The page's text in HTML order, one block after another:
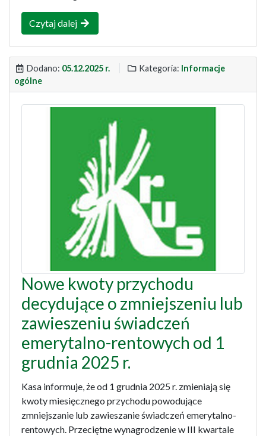
Czytaj dalej
Dodano: 05.12.2025 r. Kategoria: Informacje
ogólne
Nowe kwoty przychodu
decydujące o zmniejszeniu lub
zawieszeniu świadczeń
emerytalno-rentowych od 1
grudnia 2025 r.
Kasa informuje, że od 1 grudnia 2025 r. zmieniają się
kwoty miesięcznego przychodu powodujące
zmniejszanie lub zawieszanie świadczeń emerytalno-
rentowych. Przeciętne wynagrodzenie w III kwartale